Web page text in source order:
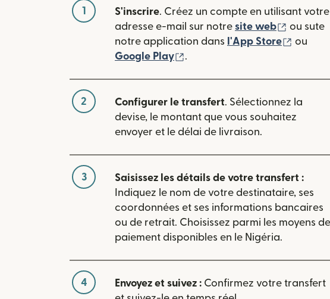
1 S'inscrire. Créez un compte en utilisant votre
adresse e-mail sur notre site web (s'ouvre
ou sute
notre application dans l'App Store
ou
Google Play
.
2 Configurer le transfert. Sélectionnez la
devise, le montant que vous souhaitez
envoyer et le délai de livraison.
3
Saisissez les détails de votre transfert :
Indiquez le nom de votre destinataire, ses
coordonnées et ses informations bancaires
ou de retrait. Choisissez parmi les moyens de
paiement disponibles en le Nigéria.
4 Envoyez et suivez : Confirmez votre transfert